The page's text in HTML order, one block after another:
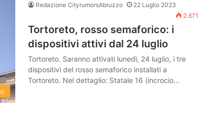
Redazione CityrumorsAbruzzo
22 Luglio 2023
2.671
Tortoreto, rosso semaforico: i
dispositivi attivi dal 24 luglio
Tortoreto. Saranno attivati lunedì, 24 luglio, i tre
dispositivi del rosso semaforico installati a
Tortoreto. Nel dettaglio: Statale 16 (incrocio…